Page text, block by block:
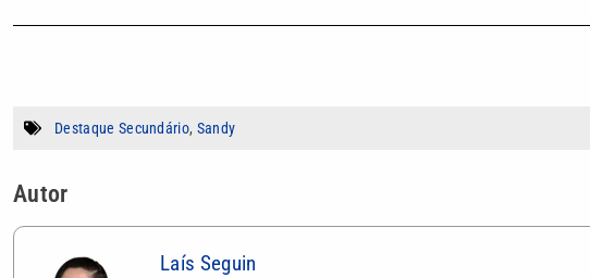
Destaque Secundário, Sandy
Autor
Laís Seguin